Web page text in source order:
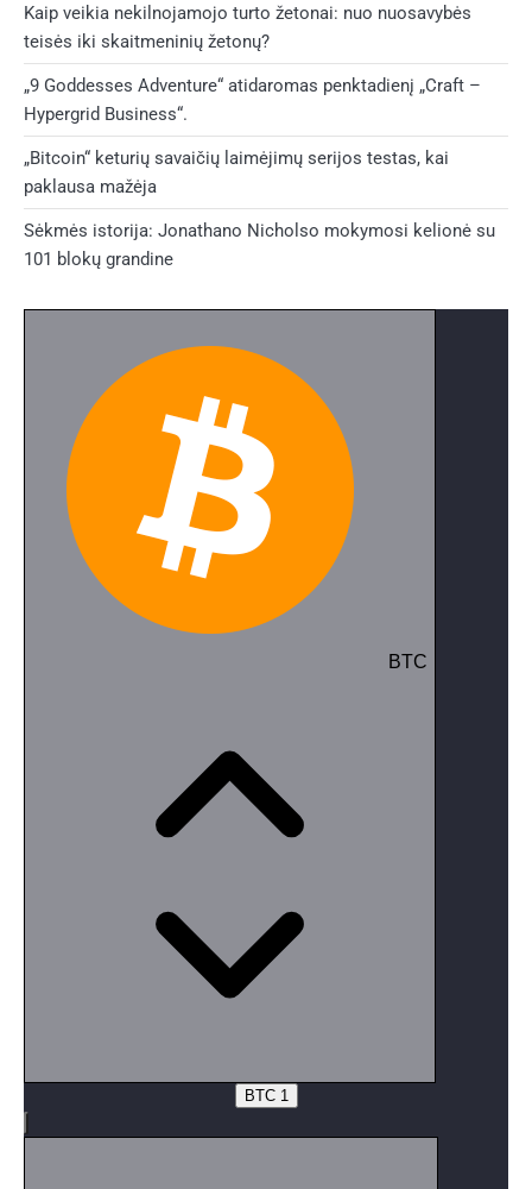
Kaip veikia nekilnojamojo turto žetonai: nuo nuosavybės
teisės iki skaitmeninių žetonų?
„9 Goddesses Adventure“ atidaromas penktadienį „Craft –
Hypergrid Business“.
„Bitcoin“ keturių savaičių laimėjimų serijos testas, kai
paklausa mažėja
Sėkmės istorija: Jonathano Nicholso mokymosi kelionė su
101 blokų grandine